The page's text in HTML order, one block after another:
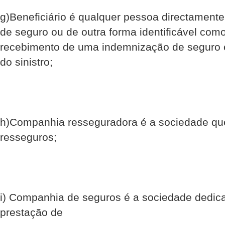
g)Beneficiário é qualquer pessoa
de seguro ou de outra forma identificável
recebimento de uma indemnização de
do sinistro;
h)Companhia resseguradora é a sociedade
resseguros;
i) Companhia de seguros é a sociedade
prestação de